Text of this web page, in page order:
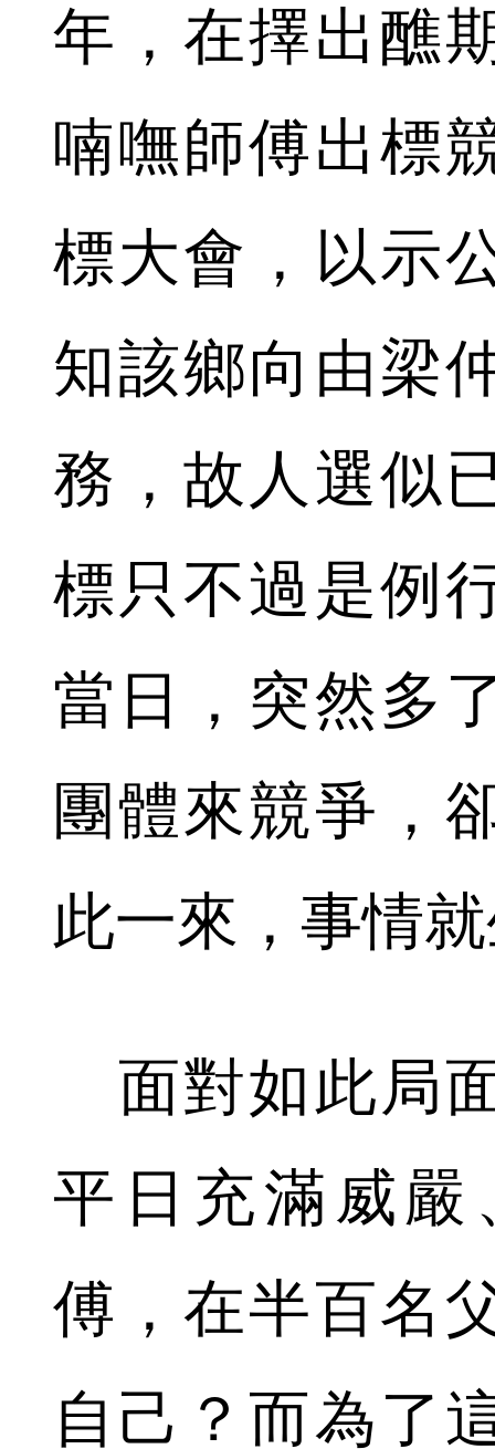
年，在擇出醮
喃嘸師傅出標
標大會，以示
知該鄉向由梁
務，故人選似
標只不過是例
當日，突然多
團體來競爭，
此一來，事情
面對如此局
平日充滿威
傅，在半百名
自己？而為了